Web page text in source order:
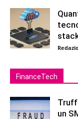
FinanceTech
un